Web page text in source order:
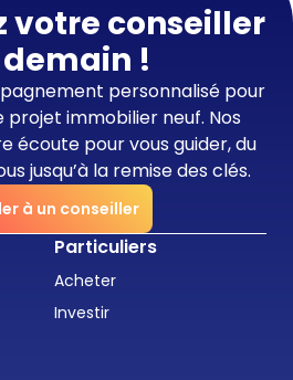
votre conseiller
!
personnalisé pour
immobilier neuf. Nos
écoute pour vous guider, du
jusqu’à la remise des clés.
à un conseiller
Particuliers
Acheter
Investir